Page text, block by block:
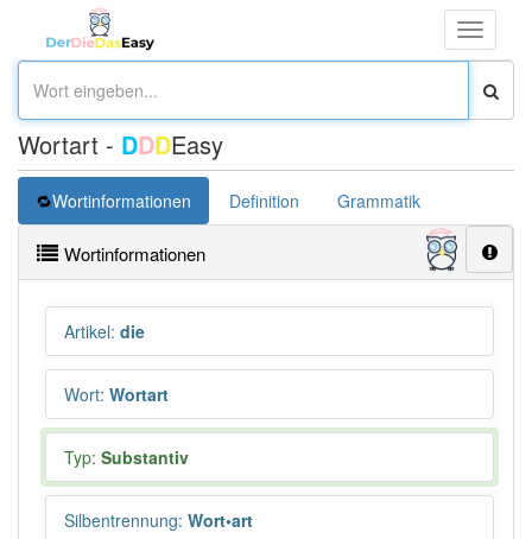
Toggle
Wortart - DDDEasy
Wortinformationen Definition Grammatik
Wortinformationen
Artikel: die
Wort: Wortart
Typ: Substantiv
Silbentrennung: Wort•art